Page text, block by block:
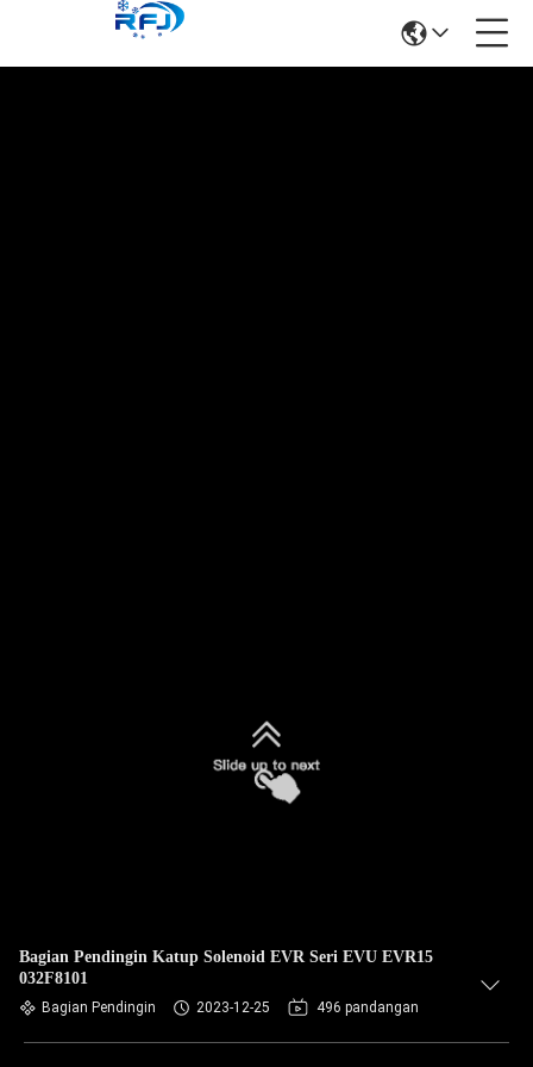
Bagian Pendingin Katup Solenoid EVR Seri EVU EVR15
032F8101
Bagian Pendingin 2023-12-25 496 pandangan